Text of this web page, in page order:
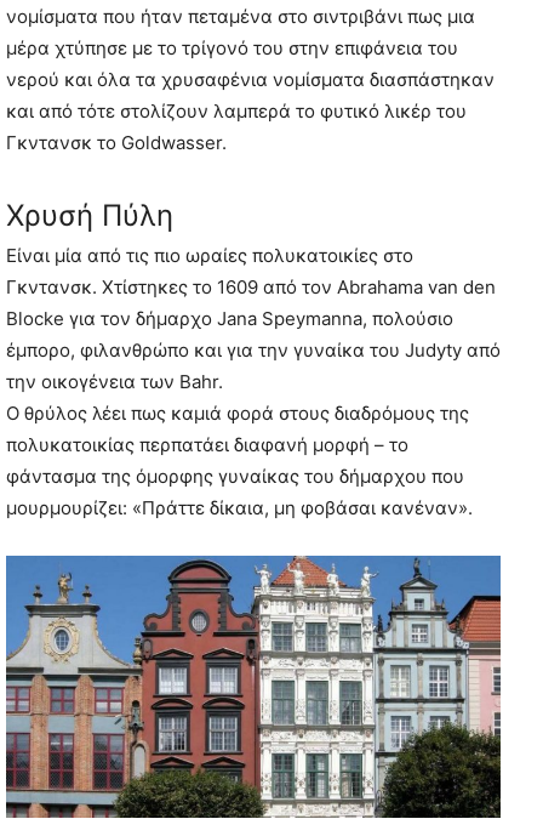
νομίσματα που ήταν πεταμένα στο σιντριβάνι πως μια
μέρα χτύπησε με το τρίγονό του στην επιφάνεια του
νερού και όλα τα χρυσαφένια νομίσματα διασπάστηκαν
και από τότε στολίζουν λαμπερά το φυτικό λικέρ του
Γκντανσκ το Goldwasser.
Χρυσή Πύλη
Είναι μία από τις πιο ωραίες πολυκατοικίες στο
Γκντανσκ. Χτίστηκες το 1609 από τον Abrahama van den
Blocke για τον δήμαρχο Jana Speymanna, πολούσιο
έμπορο, φιλανθρώπο και για την γυναίκα του Judyty από
την οικογένεια των Bahr.
Ο θρύλος λέει πως καμιά φορά στους διαδρόμους της
πολυκατοικίας περπατάει διαφανή μορφή – το
φάντασμα της όμορφης γυναίκας του δήμαρχου που
μουρμουρίζει: «Πράττε δίκαια, μη φοβάσαι κανέναν».